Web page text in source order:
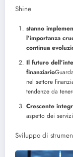
Shine
stanno
l’importanza
continua
Il futuro
finanziario
nel settore
tendenze da
Crescente
aspetto dei
Sviluppo di